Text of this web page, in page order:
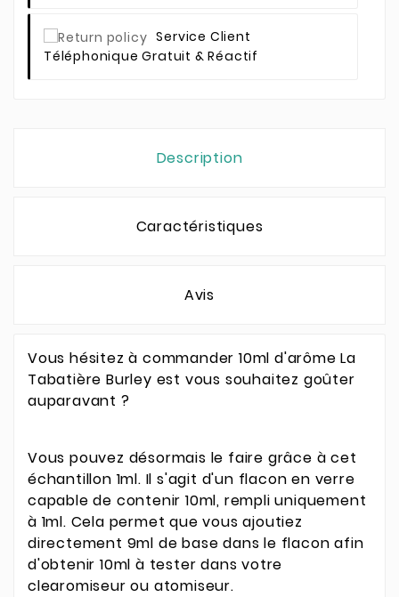
Service Client
Téléphonique Gratuit & Réactif
Description
Caractéristiques
Avis
Vous hésitez à commander 10ml d'arôme La
Tabatière Burley est vous souhaitez goûter
auparavant ?
Vous pouvez désormais le faire grâce à cet
échantillon 1ml. Il s'agit d'un flacon en verre
capable de contenir 10ml, rempli uniquement
à 1ml. Cela permet que vous ajoutiez
directement 9ml de base dans le flacon afin
d'obtenir 10ml à tester dans votre
clearomiseur ou atomiseur.